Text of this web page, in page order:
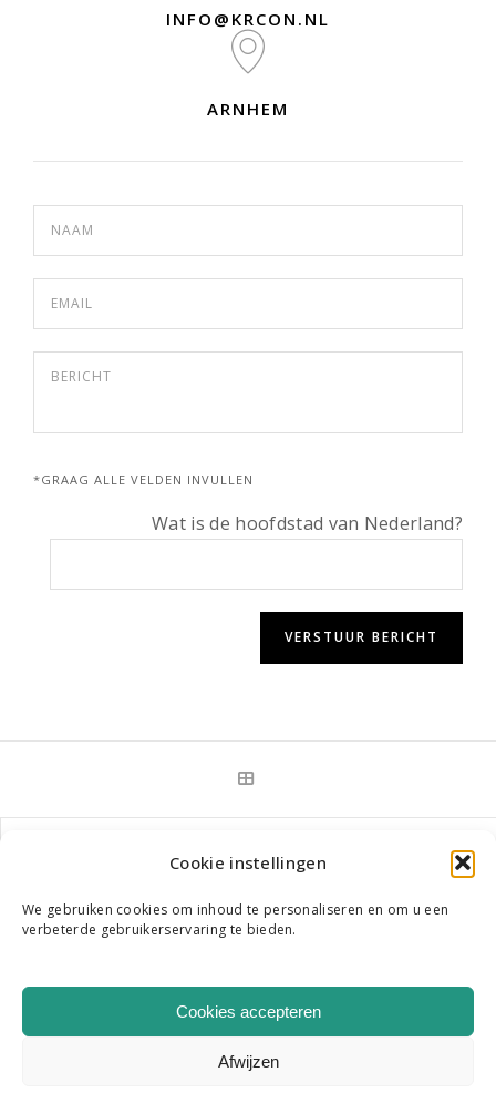
Cookie instellingen
We gebruiken cookies om inhoud te personaliseren en om u een
verbeterde gebruikerservaring te bieden.
Cookies accepteren
Afwijzen
INFO@KRCON.NL
ARNHEM
*GRAAG ALLE VELDEN INVULLEN
Wat is de hoofdstad van Nederland?
NEXT PROJECT
WIE WE ZIJN ONS TEAM